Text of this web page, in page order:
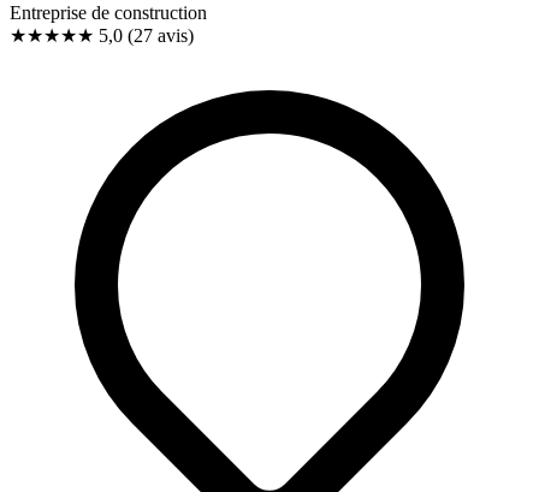
Entreprise de construction
★★★★★ 5,0 (27 avis)